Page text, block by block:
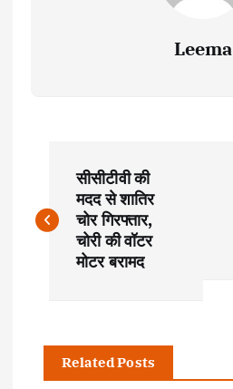
Leema
o
n
सीसीटीवी की
मदद से शातिर
चोर गिरफ्तार,
चोरी की वॉटर
मोटर बरामद
Related Posts